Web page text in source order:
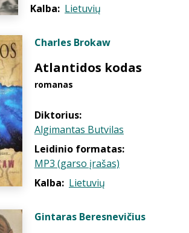
Kalba: Lietuvių
Charles Brokaw
Atlantidos kodas
romanas
Diktorius:
Algimantas Butvilas
Leidinio formatas:
MP3 (garso įrašas)
Kalba: Lietuvių
Gintaras Beresnevičius